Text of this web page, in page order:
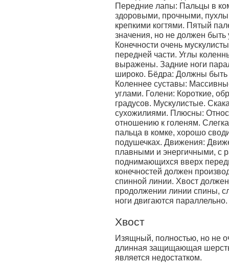
Передние лапы: Пальцы в
здоровыми, прочными,
крепкими когтями. Пятый
значения, но не должен
Конечности очень
передней части. Углы
выражены. Задние ноги
широко. Бёдра: Должны
Коленнее суставы:
углами. Голени: Короткие,
градусов. Мускулистые.
сухожилиями. Плюсны:
отношению к голеням.
пальца в комке, хорошо
подушечках. Движения:
плавными и энергичными, с
поднимающихся вверх
конечностей должен
спинной линии. Хвост
продолжении линии спины,
ноги двигаются параллельно.
Хвост
Изящный, полностью, но не
длинная защищающая
является недостатком.